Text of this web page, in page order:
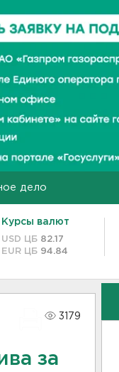
дело
Курсы валют
USD ЦБ 82.17
EUR ЦБ 94.84
3179
за